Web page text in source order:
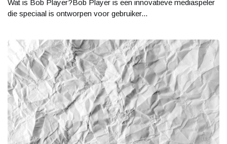
Wat is Bob Player?Bob Player is een innovatieve mediaspeler
die speciaal is ontworpen voor gebruiker...